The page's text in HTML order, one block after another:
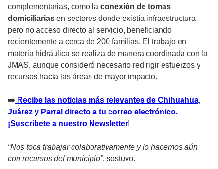
complementarias, como la conexión de tomas
domiciliarias en sectores donde existía infraestructura
pero no acceso directo al servicio, beneficiando
recientemente a cerca de 200 familias. El trabajo en
materia hidráulica se realiza de manera coordinada con la
JMAS, aunque consideró necesario redirigir esfuerzos y
recursos hacia las áreas de mayor impacto.
➡️ Recibe las noticias más relevantes de Chihuahua,
Juárez y Parral directo a tu correo electrónico.
¡Suscríbete a nuestro Newsletter!
“Nos toca trabajar colaborativamente y lo hacemos aún
con recursos del municipio”, sostuvo.